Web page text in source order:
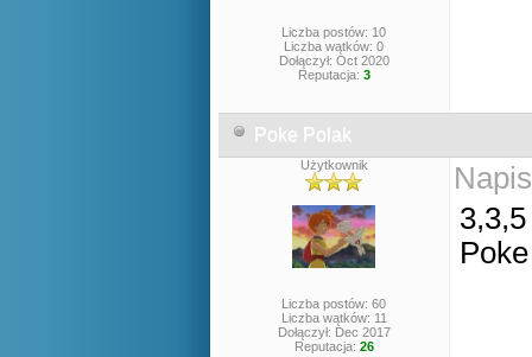
Liczba postów: 10
Liczba wątków: 0
Dołączył: Oct 2020
Reputacja: 3
Poke Polak
Użytkownik
Liczba postów: 60
Liczba wątków: 11
Dołączył: Dec 2017
Reputacja: 26
3,3,5